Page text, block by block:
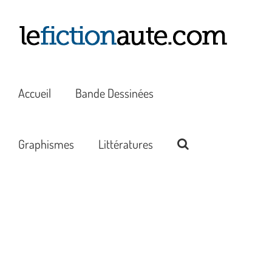
contenu
Accueil Bande Dessinées
Graphismes Littératures